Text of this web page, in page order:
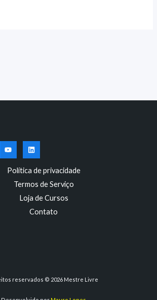
Política de privacidade
Termos de Serviço
Loja de Cursos
Contato
reservados © 2026 Mestre Livre